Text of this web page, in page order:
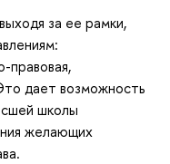
за ее рамки,
правовая,
дает возможность
школы
желающих